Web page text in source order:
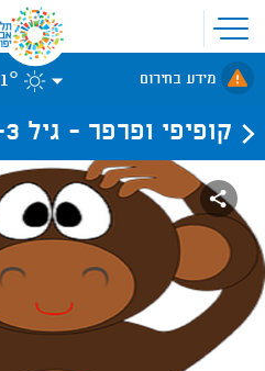
פתיחת
תפריט
אתר
לאתר עיריית
תל-אביב
מידע בחירום
קופיפי ופרפר - גיל 2-3